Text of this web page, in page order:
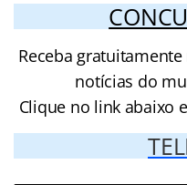
Receba
notícias do
Clique no link abaixo